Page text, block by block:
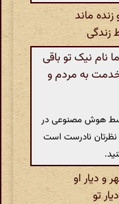
ماند
زندگی
نام نیک تو باقی
خدمت به مردم و
هوش مصنوعی در
نظرتان نادرست است
دیار او
تو